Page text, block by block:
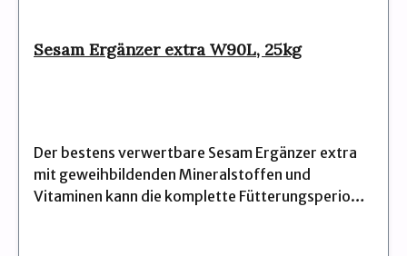
Sesam Ergänzer extra W90L, 25kg
Der bestens verwertbare Sesam Ergänzer extra
mit geweihbildenden Mineralstoffen und
Vitaminen kann die komplette Fütterungsperiode